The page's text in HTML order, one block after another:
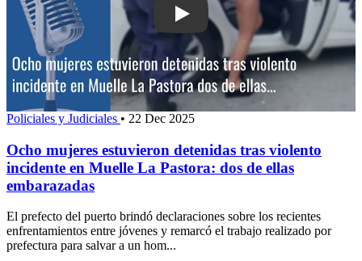
Play: Ocho mujeres estuvieron
Policiales y Judiciales • 22 Dec 2025
Ocho mujeres estuvieron detenidas tras violento
incidente en Muelle La Pastora: dos de ellas
embarazadas
El prefecto del puerto brindó declaraciones sobre los recientes
enfrentamientos entre jóvenes y remarcó el trabajo realizado por
prefectura para salvar a un hom...